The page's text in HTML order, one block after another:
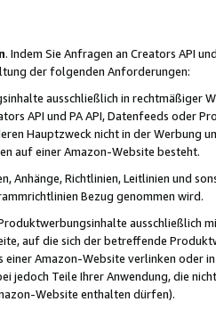
. Indem Sie Anfragen an Creators API
der folgenden Anforderungen:
ausschließlich in rechtmäßiger
API und PA API, Datenfeeds oder
Hauptzweck nicht in der Werbung
auf einer Amazon-Website besteht.
Anhänge, Richtlinien, Leitlinien und
Bezug genommen wird.
ausschließlich
auf die sich der betreffende
einer Amazon-Website verlinken oder
jedoch Teile Ihrer Anwendung, die
Website enthalten dürfen).